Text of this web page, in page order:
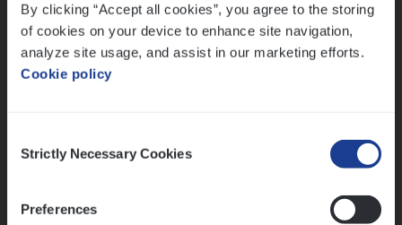
By clicking “Accept all cookies”, you agree to the storing
of cookies on your device to enhance site navigation,
analyze site usage, and assist in our marketing efforts.
Cookie policy
Selection
Strictly Necessary Cookies
Preferences
Ons sollicitatieproces